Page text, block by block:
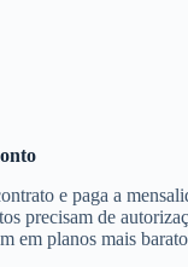
e paga a
precisam de
em planos mais